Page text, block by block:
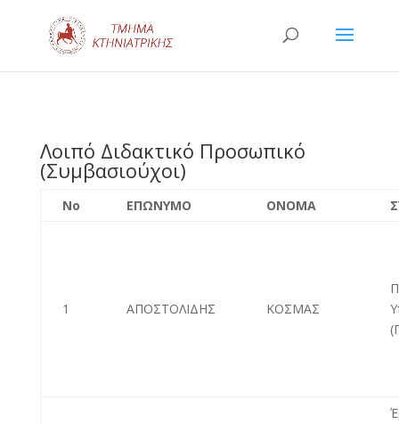
Λοιπό Διδακτικό Προσωπικό
(Συμβασιούχοι)
Νο ΕΠΩΝΥΜΟ ΟΝΟΜΑ
1 ΑΠΟΣΤΟΛΙΔΗΣ ΚΟΣΜΑΣ